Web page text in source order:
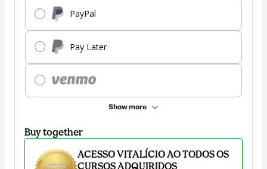
PayPal
Pay Later
Show more
Buy together
ACESSO VITALÍCIO AO TODOS OS
CURSOS ADQUIRIDOS